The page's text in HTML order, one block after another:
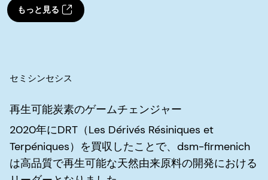
もっと見る
セミシンセシス
再生可能炭素のゲームチェンジャー
2020年にDRT（Les Dérivés Résiniques et
Terpéniques）を買収したことで、dsm-firmenich
は高品質で再生可能な天然由来原料の開発における